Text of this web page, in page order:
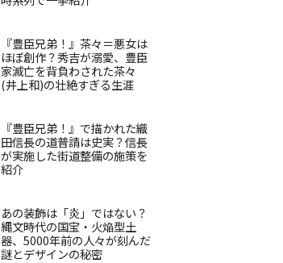
『豊臣兄弟！』茶々＝悪女は
ほぼ創作？秀吉が溺愛、豊臣
家滅亡を背負わされた茶々
(井上和)の壮絶すぎる生涯
『豊臣兄弟！』で描かれた織
田信長の道普請は史実？信長
が実施した街道整備の施策を
紹介
あの装飾は「炎」ではない？
縄文時代の国宝・火焔型土
器、5000年前の人々が刻んだ
謎とデザインの秘密